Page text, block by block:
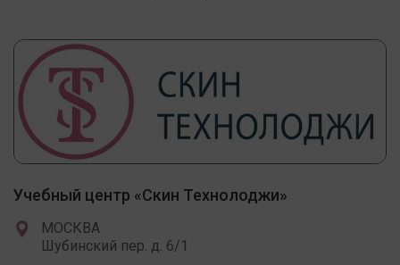
Учебный центр «Скин Технолоджи»
МОСКВА
Шубинский пер. д. 6/1